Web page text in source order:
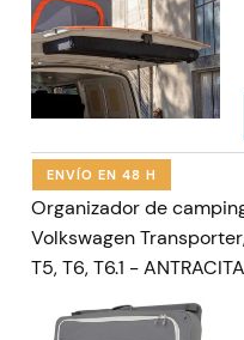
Organizador de
Volkswagen
T5, T6, T6.1 - ANTRACITA
ENVÍO EN 48 H